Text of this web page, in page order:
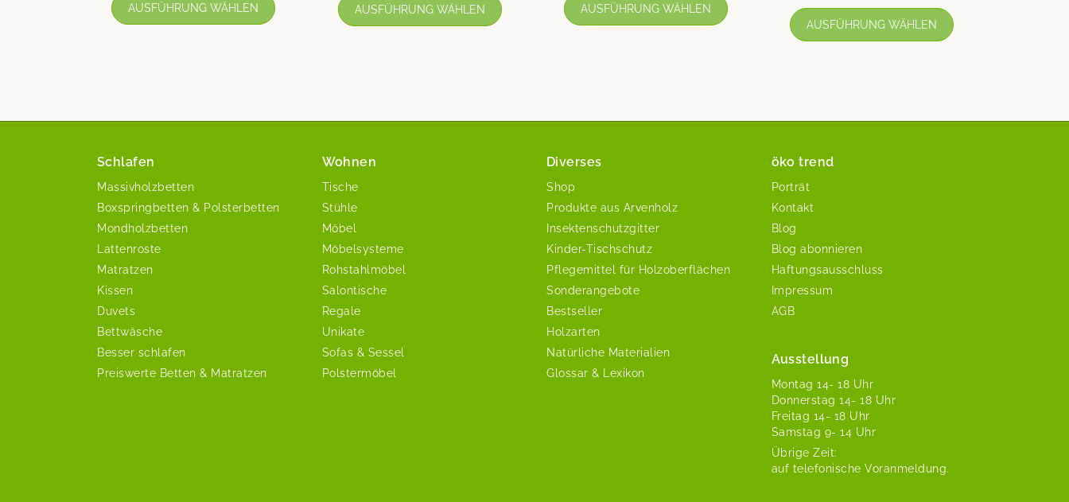
AUSFÜHRUNG WÄHLEN AUSFÜHRUNG WÄHLEN AUSFÜHRUNG WÄHLEN
AUSFÜHRUNG WÄHLEN
Schlafen
Massivholzbetten
Boxspringbetten & Polsterbetten
Mondholzbetten
Lattenroste
Matratzen
Kissen
Duvets
Bettwäsche
Besser schlafen
Preiswerte Betten & Matratzen
Wohnen
Tische
Stühle
Möbel
Möbelsysteme
Rohstahlmöbel
Salontische
Regale
Unikate
Sofas & Sessel
Polstermöbel
Diverses
Shop
Produkte aus Arvenholz
Insektenschutzgitter
Kinder-Tischschutz
Pflegemittel für Holzoberflächen
Sonderangebote
Bestseller
Holzarten
Natürliche Materialien
Glossar & Lexikon
öko trend
Porträt
Kontakt
Blog
Blog abonnieren
Haftungsausschluss
Impressum
AGB
Ausstellung
Mon­tag 14- 18 Uhr
Don­ner­stag 14- 18 Uhr
Fre­itag 14- 18 Uhr
Sam­stag 9- 14 Uhr
Übrige Zeit:
auf tele­fonis­che Voranmeldung.